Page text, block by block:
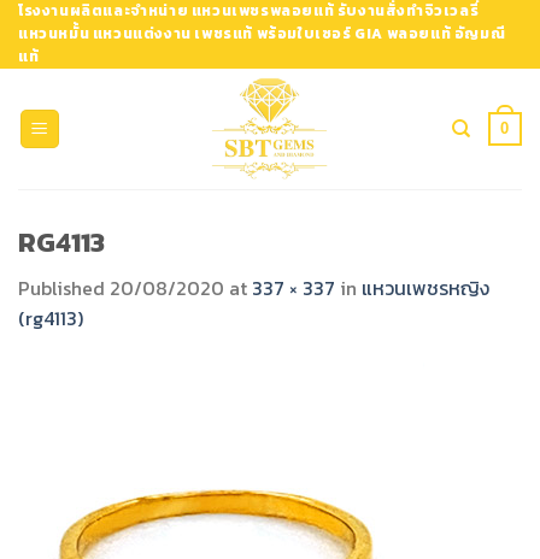
Skip
content
โรงงานผลิตและจำหน่าย แหวนเพชรพลอยแท้ รับงานสั่งทำจิวเวลรี่
แหวนหมั้น แหวนแต่งงาน เพชรแท้ พร้อมใบเซอร์ GIA พลอยแท้ อัญมณี
แท้
0
RG4113
Published 20/08/2020 at 337 × 337 in แหวนเพชรหญิง
(rg4113)